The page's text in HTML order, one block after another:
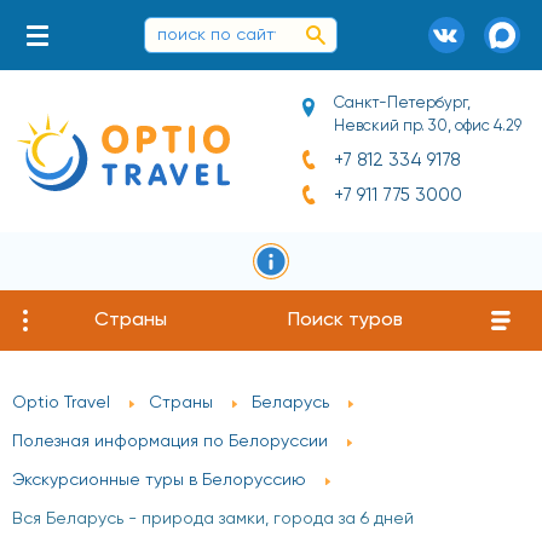
Санкт-Петербург,
Невский пр. 30, офис 4.29
+7 812 334 9178
+7 911 775 3000
Страны Поиск туров
Optio Travel Страны Беларусь
Полезная информация по Белоруссии
Экскурсионные туры в Белоруссию
Вся Беларусь - природа замки, города за 6 дней